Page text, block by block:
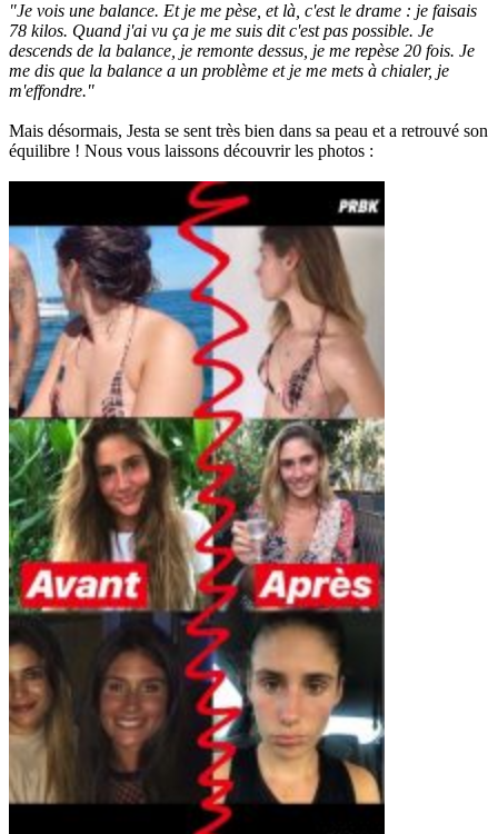
"Je vois une balance. Et je me pèse, et là, c'est le drame : je faisais
78 kilos. Quand j'ai vu ça je me suis dit c'est pas possible. Je
descends de la balance, je remonte dessus, je me repèse 20 fois. Je
me dis que la balance a un problème et je me mets à chialer, je
m'effondre."
Mais désormais, Jesta se sent très bien dans sa peau et a retrouvé son
équilibre ! Nous vous laissons découvrir les photos :